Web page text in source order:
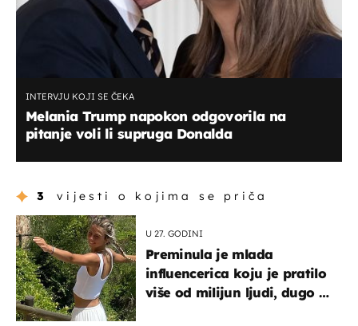
INTERVJU KOJI SE ČEKA
Melania Trump napokon odgovorila na
pitanje voli li supruga Donalda
3 vijesti o kojima se priča
U 27. GODINI
Preminula je mlada
influencerica koju je pratilo
više od milijun ljudi, dugo se